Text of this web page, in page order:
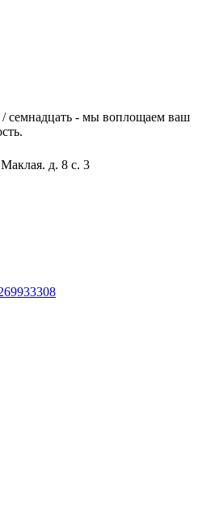
/ семнадцать - мы воплощаем ваш
д. 8 с. 3